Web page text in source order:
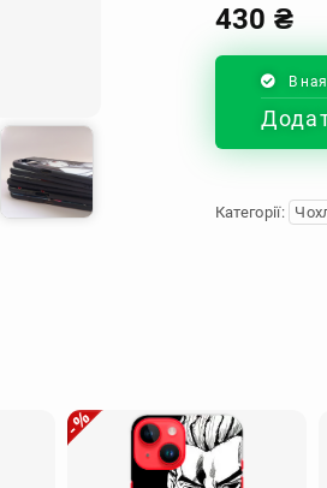
430 ₴
В
Категорії: